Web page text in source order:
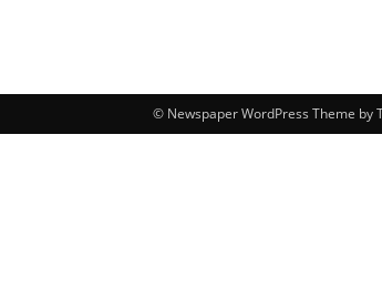
© Newspaper WordPress Theme by